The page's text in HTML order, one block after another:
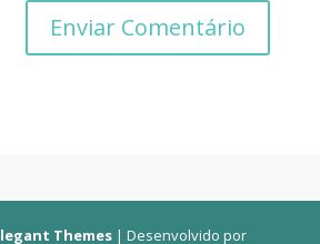
Themes| Desenvolvido por